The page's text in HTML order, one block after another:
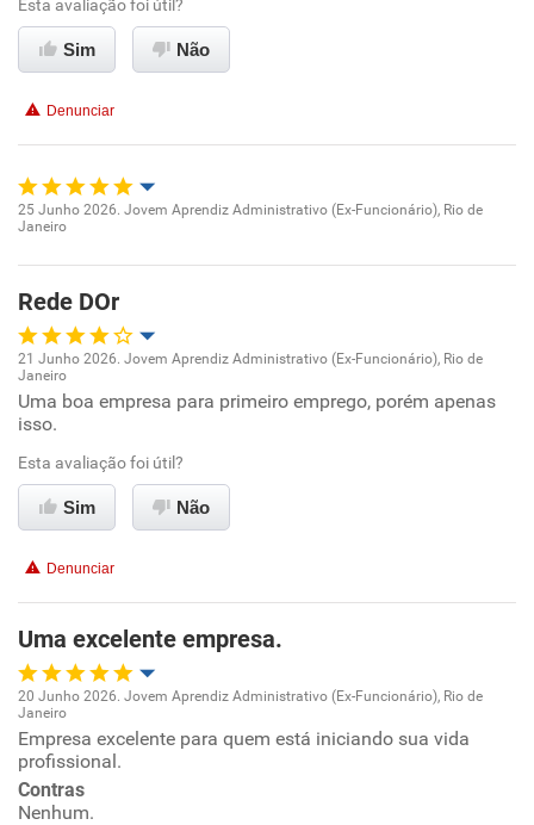
Ambiente de trabalho
Conciliação com a vida familiar
Recomenda esta empresa
Esta avaliação foi útil?
Sim Não
Denunciar
Oportunidade de promoção
Ambiente de trabalho
Conciliação com a vida familiar
Recomenda esta empresa
25 Junho 2026. Jovem Aprendiz Administrativo (Ex-Funcionário), Rio de
Janeiro
Rede DOr
Oportunidade de promoção
Conciliação com a vida familiar
Benefícios
Não recomenda esta empresa
Não recomenda a diretoria
21 Junho 2026. Jovem Aprendiz Administrativo (Ex-Funcionário), Rio de
Janeiro
Uma boa empresa para primeiro emprego, porém apenas
isso.
Esta avaliação foi útil?
Sim Não
Denunciar
Uma excelente empresa.
Oportunidade de promoção
Ambiente de trabalho
20 Junho 2026. Jovem Aprendiz Administrativo (Ex-Funcionário), Rio de
Janeiro
Empresa excelente para quem está iniciando sua vida
profissional.
Contras
Nenhum.